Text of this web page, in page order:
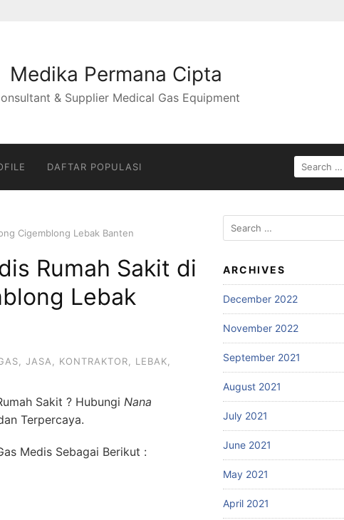
Medika Permana Cipta
& Supplier Medical Gas Equipment
DAFTAR POPULASI
SEARCH
FOR:
Cigemblong Lebak Banten
Rumah Sakit di
Lebak
JASA KONTRAKTOR LEBAK
Sakit ? Hubungi Nana
Terpercaya.
Medis Sebagai Berikut :
Search
for:
ARCHIVES
December 2022
November 2022
September 2021
August 2021
July 2021
June 2021
May 2021
April 2021